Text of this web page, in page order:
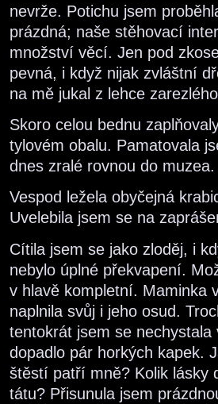
nevrže. Potichu jsem
prázdná; naše stěhovací
množství věcí. Jen pod
pevná, i když nijak zvláštní
na mě jukal z lehce
Skoro celou bednu
tylovém obalu. Pamatovala
dnes zralé rovnou do
Vespod ležela obyčejná
Uvelebila jsem se na
Cítila jsem se jako zloděj, i
nebylo úplné překvapení.
v hlavě kompletní. Maminka
naplnila svůj i jeho osud.
tentokrát jsem se
dopadlo pár horkých kapek.
štěstí patří mně? Kolik lásky
tátu? Přisunula jsem